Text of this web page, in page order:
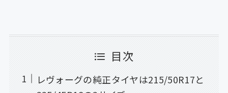
目次
レヴォーグの純正タイヤは215/50R17と